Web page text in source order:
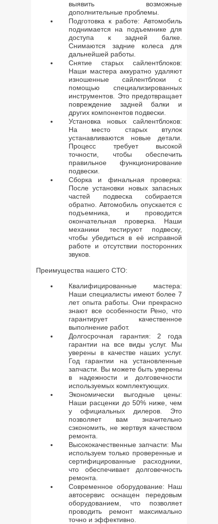
выявить возможные
дополнительные проблемы.
Подготовка к работе: Автомобиль
поднимается на подъемнике для
доступа к задней балке.
Снимаются задние колеса для
дальнейшей работы.
Снятие старых сайлентблоков:
Наши мастера аккуратно удаляют
изношенные сайлентблоки с
помощью специализированных
инструментов. Это предотвращает
повреждение задней балки и
других компонентов подвески.
Установка новых сайлентблоков:
На место старых втулок
устанавливаются новые детали.
Процесс требует высокой
точности, чтобы обеспечить
правильное функционирование
подвески.
Сборка и финальная проверка:
После установки новых запасных
частей подвеска собирается
обратно. Автомобиль опускается с
подъемника, и проводится
окончательная проверка. Наши
механики тестируют подвеску,
чтобы убедиться в её исправной
работе и отсутствии посторонних
звуков.
Преимущества нашего СТО:
Квалифицированные мастера:
Наши специалисты имеют более 7
лет опыта работы. Они прекрасно
знают все особенности Рено, что
гарантирует качественное
выполнение работ.
Долгосрочная гарантия: 2 года
гарантии на все виды услуг. Мы
уверены в качестве наших услуг.
Год гарантии на установленные
запчасти. Вы можете быть уверены
в надежности и долговечности
используемых комплектующих.
Экономически выгодные цены:
Наши расценки до 50% ниже, чем
у официальных дилеров. Это
позволяет вам значительно
сэкономить, не жертвуя качеством
ремонта.
Высококачественные запчасти: Мы
используем только проверенные и
сертифицированные расходники,
что обеспечивает долговечность
ремонта.
Современное оборудование: Наш
автосервис оснащен передовым
оборудованием, что позволяет
проводить ремонт максимально
точно и эффективно.